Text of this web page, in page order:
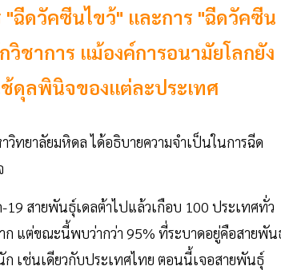
ฉีดวัคซีนไขว้" และการ "ฉีดวัคซีน
ชาการ แม้องค์การอนามัยโลกยัง
ดุลพินิจของแต่ละประเทศ
ยาลัยมหิดล ได้อธิบายความจำเป็นในการฉีด
19 สายพันธุ์เดลต้าไปแล้วเกือบ 100 ประเทศทั่ว
ก แต่ขณะนี้พบว่ากว่า 95% ที่ระบาดอยู่คือสายพั
ก เช่นเดียวกับประเทศไทย ตอนนี้เจอสายพันธุ์